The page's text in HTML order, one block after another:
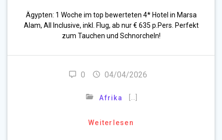
Ägypten: 1 Woche im top bewerteten 4* Hotel in Marsa
Alam, All Inclusive, inkl. Flug, ab nur € 635 p.Pers. Perfekt
zum Tauchen und Schnorcheln!
0 04/04/2026
Afrika […]
Weiterlesen